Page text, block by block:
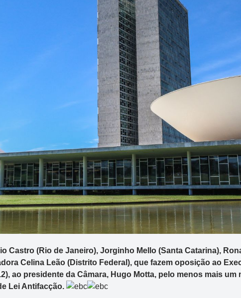
Castro (Rio de Janeiro), Jorginho Mello (Santa Catarina),
Celina Leão (Distrito Federal), que fazem oposição ao
ao presidente da Câmara, Hugo Motta, pelo menos mais um
Lei Antifacção.